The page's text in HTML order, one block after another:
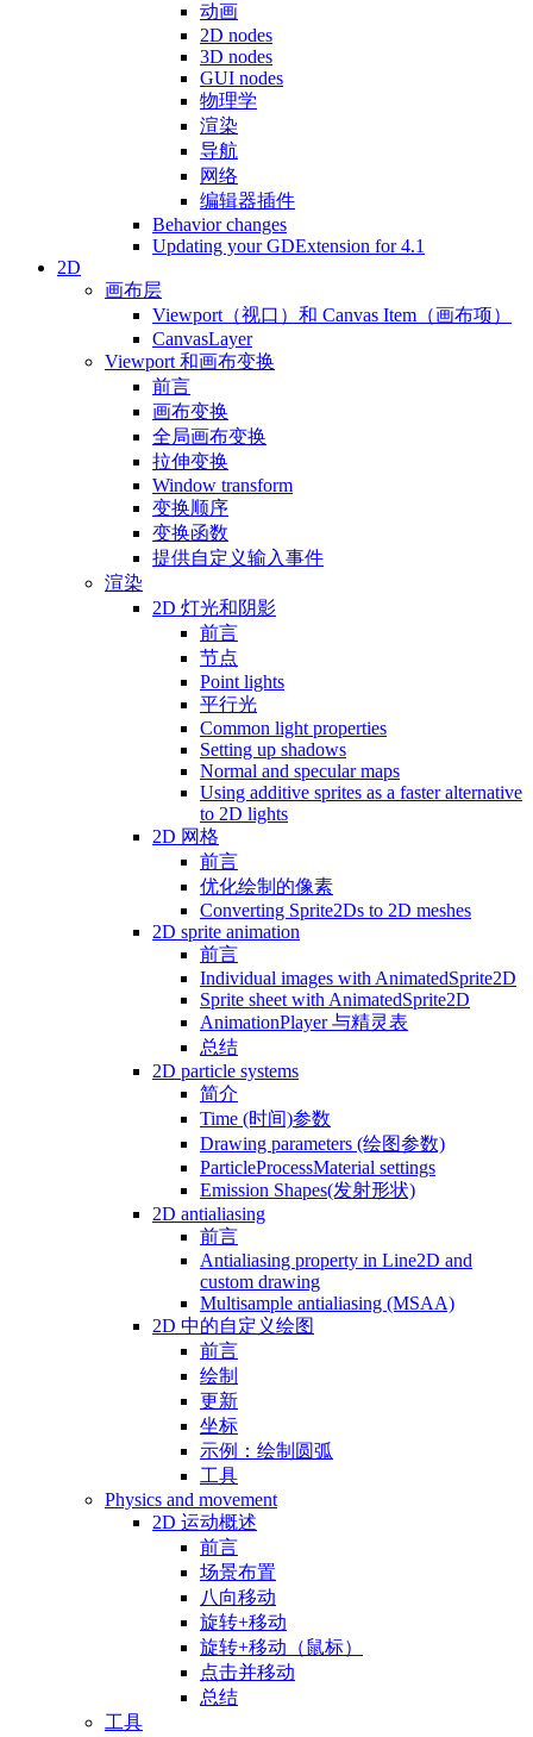
动画
2D nodes
3D nodes
GUI nodes
物理学
渲染
导航
网络
编辑器插件
Behavior changes
Updating your GDExtension for 4.1
2D
画布层
Viewport（视口）和 Canvas Item（画布项）
CanvasLayer
Viewport 和画布变换
前言
画布变换
全局画布变换
拉伸变换
Window transform
变换顺序
变换函数
提供自定义输入事件
渲染
2D 灯光和阴影
前言
节点
Point lights
平行光
Common light properties
Setting up shadows
Normal and specular maps
Using additive sprites as a faster alternative
to 2D lights
2D 网格
前言
优化绘制的像素
Converting Sprite2Ds to 2D meshes
2D sprite animation
前言
Individual images with AnimatedSprite2D
Sprite sheet with AnimatedSprite2D
AnimationPlayer 与精灵表
总结
2D particle systems
简介
Time (时间)参数
Drawing parameters (绘图参数)
ParticleProcessMaterial settings
Emission Shapes(发射形状)
2D antialiasing
前言
Antialiasing property in Line2D and
custom drawing
Multisample antialiasing (MSAA)
2D 中的自定义绘图
前言
绘制
更新
坐标
示例：绘制圆弧
工具
Physics and movement
2D 运动概述
前言
场景布置
八向移动
旋转+移动
旋转+移动（鼠标）
点击并移动
总结
工具